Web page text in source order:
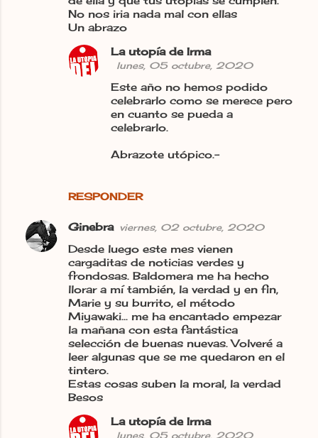
No nos iria nada mal con ellas
Un abrazo
RESPONDER
La utopía de Irma
lunes, 05 octubre, 2020
Este año no hemos podido
celebrarlo como se merece pero
en cuanto se pueda a
celebrarlo.
Abrazote utópico.-
Ginebra viernes, 02 octubre, 2020
Desde luego este mes vienen
cargaditas de noticias verdes y
frondosas. Baldomera me ha hecho
llorar a mí también, la verdad y en fin,
Marie y su burrito, el método
Miyawaki... me ha encantado empezar
la mañana con esta fantástica
selección de buenas nuevas. Volveré a
leer algunas que se me quedaron en el
tintero.
Estas cosas suben la moral, la verdad
Besos
La utopía de Irma
lunes, 05 octubre, 2020